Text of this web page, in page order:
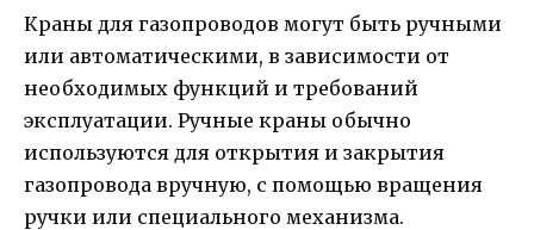
Краны для газопроводов могут быть ручными
или автоматическими, в зависимости от
необходимых функций и требований
эксплуатации. Ручные краны обычно
используются для открытия и закрытия
газопровода вручную, с помощью вращения
ручки или специального механизма.